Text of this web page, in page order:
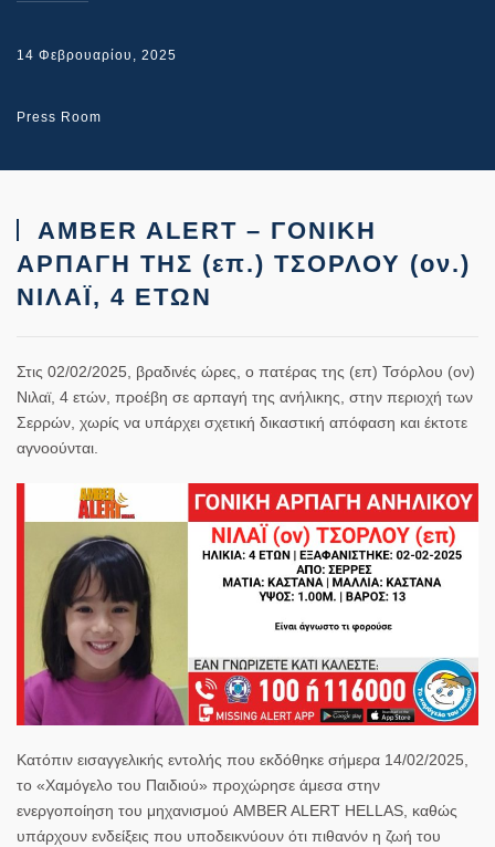
14 Φεβρουαρίου, 2025
Press Room
AMBER ALERT – ΓΟΝΙΚΗ
ΑΡΠΑΓΗ ΤΗΣ (επ.) ΤΣΟΡΛΟΥ (ον.)
ΝΙΛΑΪ, 4 EΤΩΝ
Στις 02/02/2025, βραδινές ώρες, ο πατέρας της (επ) Τσόρλου (ον)
Νιλαϊ, 4 ετών, προέβη σε αρπαγή της ανήλικης, στην περιοχή των
Σερρών, χωρίς να υπάρχει σχετική δικαστική απόφαση και έκτοτε
αγνοούνται.
Κατόπιν εισαγγελικής εντολής που εκδόθηκε σήμερα 14/02/2025,
το «Χαμόγελο του Παιδιού» προχώρησε άμεσα στην
ενεργοποίηση του μηχανισμού AMBER ALERT HELLAS, καθώς
υπάρχουν ενδείξεις που υποδεικνύουν ότι πιθανόν η ζωή του